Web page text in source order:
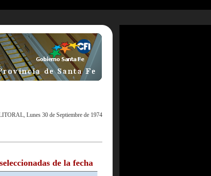
Lunes 30 de Septiembre de 1974
de la fecha